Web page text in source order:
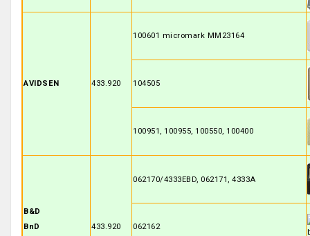
AVIDSEN 433.920
100601 micromark MM23164
104505
100951, 100955, 100550, 100400
B&D
BnD
433.920
062170/4333EBD, 062171, 4333A
062162